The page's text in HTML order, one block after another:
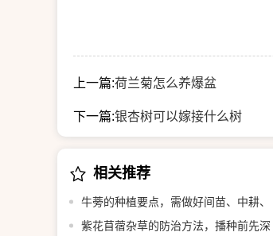
上一篇:荷兰菊怎么养爆盆
下一篇:银杏树可以嫁接什么树
相关推荐
牛蒡的种植要点，需做好间苗、中耕、
追肥等工作
紫花苜蓿杂草的防治方法，播种前先深